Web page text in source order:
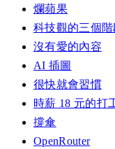
爛蘋果
科技觀的三個階
沒有愛的內容
AI 插圖
很快就會習慣
時薪 18 元的打
撐傘
OpenRouter